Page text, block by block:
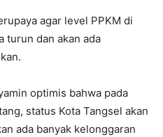
agar level PPKM di
turun dan akan ada
optimis bahwa pada
status Kota Tangsel akan
ada banyak kelonggaran